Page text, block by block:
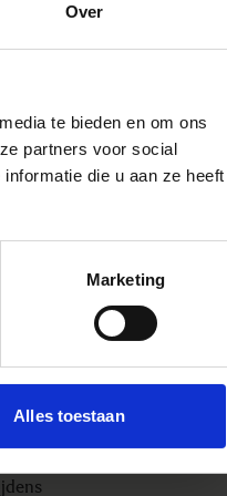
Over
te bieden en om ons
partners voor social
die u aan ze heeft
Marketing
Alles toestaan
je
is